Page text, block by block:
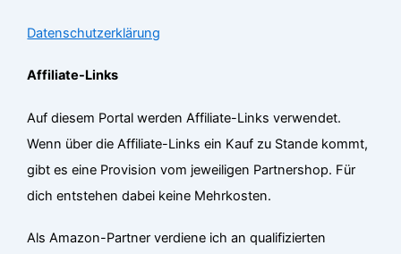
Datenschutzerklärung
Affiliate-Links
Auf diesem Portal werden Affiliate-Links verwendet.
Wenn über die Affiliate-Links ein Kauf zu Stande kommt,
gibt es eine Provision vom jeweiligen Partnershop. Für
dich entstehen dabei keine Mehrkosten.
Als Amazon-Partner verdiene ich an qualifizierten